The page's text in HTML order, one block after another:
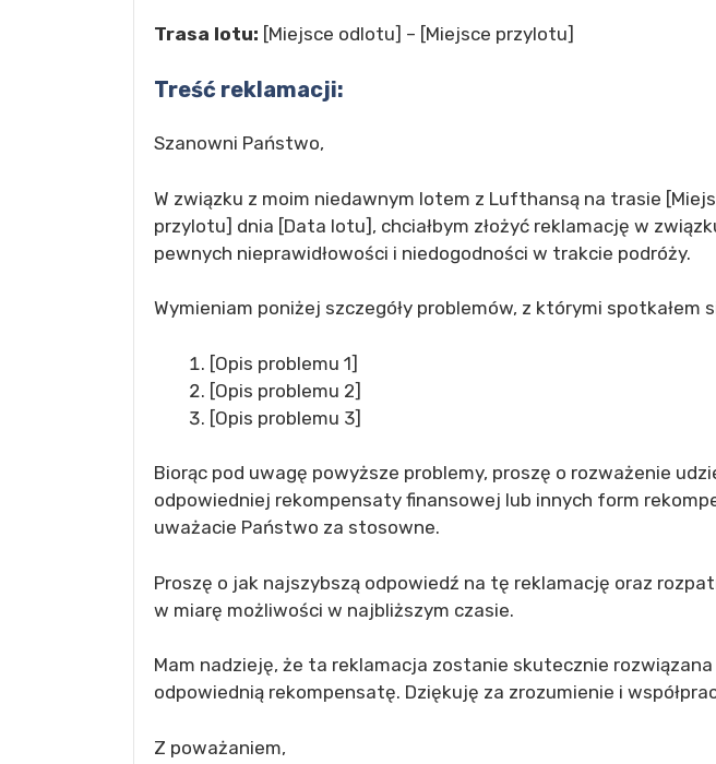
Trasa lotu: [Miejsce odlotu] – [Miejsce przylotu]
Treść reklamacji:
Szanowni Państwo,
W związku z moim niedawnym lotem z Lufthansą na trasie
przylotu] dnia [Data lotu], chciałbym złożyć reklamację w
pewnych nieprawidłowości i niedogodności w trakcie podróży.
Wymieniam poniżej szczegóły problemów, z którymi spotkałem
[Opis problemu 1]
[Opis problemu 2]
[Opis problemu 3]
Biorąc pod uwagę powyższe problemy, proszę o rozważenie
odpowiedniej rekompensaty finansowej lub innych form
uważacie Państwo za stosowne.
Proszę o jak najszybszą odpowiedź na tę reklamację oraz
w miarę możliwości w najbliższym czasie.
Mam nadzieję, że ta reklamacja zostanie skutecznie
odpowiednią rekompensatę. Dziękuję za zrozumienie i
Z poważaniem,